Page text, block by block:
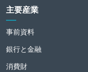
主要産業
事前資料
銀行と金融
消費財